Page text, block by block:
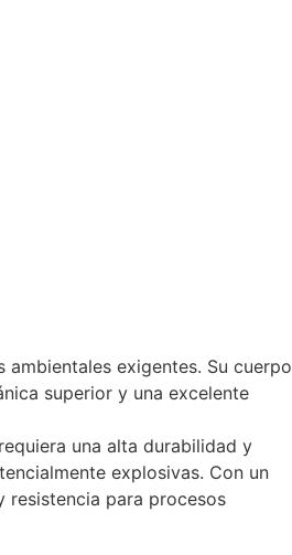
exigentes. Su cuerpo
superior y una excelente
una alta durabilidad y
explosivas. Con un
resistencia para procesos